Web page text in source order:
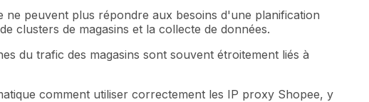
peuvent plus répondre aux besoins d'une planification
clusters de magasins et la collecte de données.
du trafic des magasins sont souvent étroitement liés à
comment utiliser correctement les IP proxy Shopee, y